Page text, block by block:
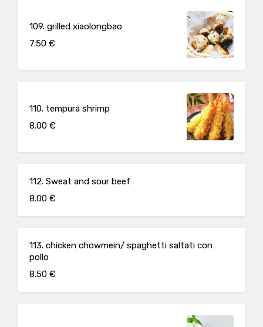
109. grilled xiaolongbao
7.50 €
110. tempura shrimp
8.00 €
112. Sweat and sour beef
8.00 €
113. chicken chowmein/ spaghetti saltati con
pollo
8.50 €